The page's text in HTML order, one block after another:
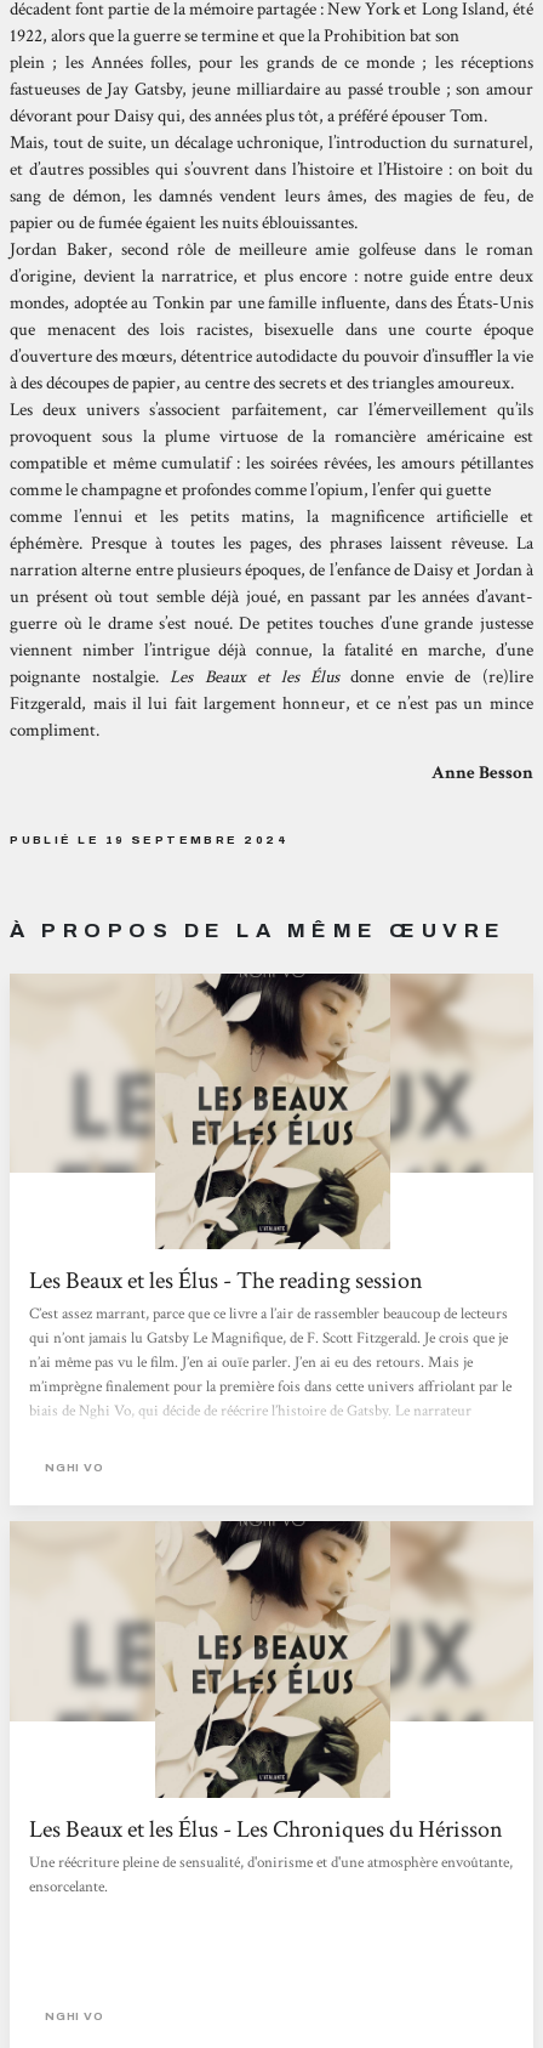
décadent font partie de la mémoire partagée : New York et Long Island, été
1922, alors que la guerre se termine et que la Prohibition bat son
plein ; les Années folles, pour les grands de ce monde ; les réceptions
fastueuses de Jay Gatsby, jeune milliardaire au passé trouble ; son amour
dévorant pour Daisy qui, des années plus tôt, a préféré épouser Tom.
Mais, tout de suite, un décalage uchronique, l’introduction du surnaturel,
et d’autres possibles qui s’ouvrent dans l’histoire et l’Histoire : on boit du
sang de démon, les damnés vendent leurs âmes, des magies de feu, de
papier ou de fumée égaient les nuits éblouissantes.
Jordan Baker, second rôle de meilleure amie golfeuse dans le roman
d’origine, devient la narratrice, et plus encore : notre guide entre deux
mondes, adoptée au Tonkin par une famille influente, dans des États-Unis
que menacent des lois racistes, bisexuelle dans une courte époque
d’ouverture des mœurs, détentrice autodidacte du pouvoir d’insuffler la vie
à des découpes de papier, au centre des secrets et des triangles amoureux.
Les deux univers s’associent parfaitement, car l’émerveillement qu’ils
provoquent sous la plume virtuose de la romancière américaine est
compatible et même cumulatif : les soirées rêvées, les amours pétillantes
comme le champagne et profondes comme l’opium, l’enfer qui guette
comme l’ennui et les petits matins, la magnificence artificielle et
éphémère. Presque à toutes les pages, des phrases laissent rêveuse. La
narration alterne entre plusieurs époques, de l’enfance de Daisy et Jordan à
un présent où tout semble déjà joué, en passant par les années d’avant-
guerre où le drame s’est noué. De petites touches d’une grande justesse
viennent nimber l’intrigue déjà connue, la fatalité en marche, d’une
poignante nostalgie.Les Beaux et les Élusdonne envie de (re)lire
Fitzgerald, mais il lui fait largement honneur, et ce n’est pas un mince
compliment.
Anne Besson
PUBLIÉ LE 19 SEPTEMBRE 2024
À PROPOS DE LA MÊME ŒUVRE
Les Beaux et les Élus - The reading session
C’est assez marrant, parce que ce livre a l’air de rassembler beaucoup de lecteurs
qui n’ont jamais lu Gatsby Le Magnifique, de F. Scott Fitzgerald. Je crois que je
n’ai même pas vu le film. J’en ai ouïe parler. J’en ai eu des retours. Mais je
m’imprègne finalement pour la première fois dans cette univers affriolant par le
biais de Nghi Vo, qui décide de réécrire l’histoire de Gatsby. Le narrateur
femme « adoptée » au Tonkin-Vietman, dans un passé flou tel que son âge
NGHI VO
Les Beaux et les Élus - Les Chroniques du Hérisson
Une réécriture pleine de sensualité, d'onirisme et d'une atmosphère envoûtante,
ensorcelante.
NGHI VO